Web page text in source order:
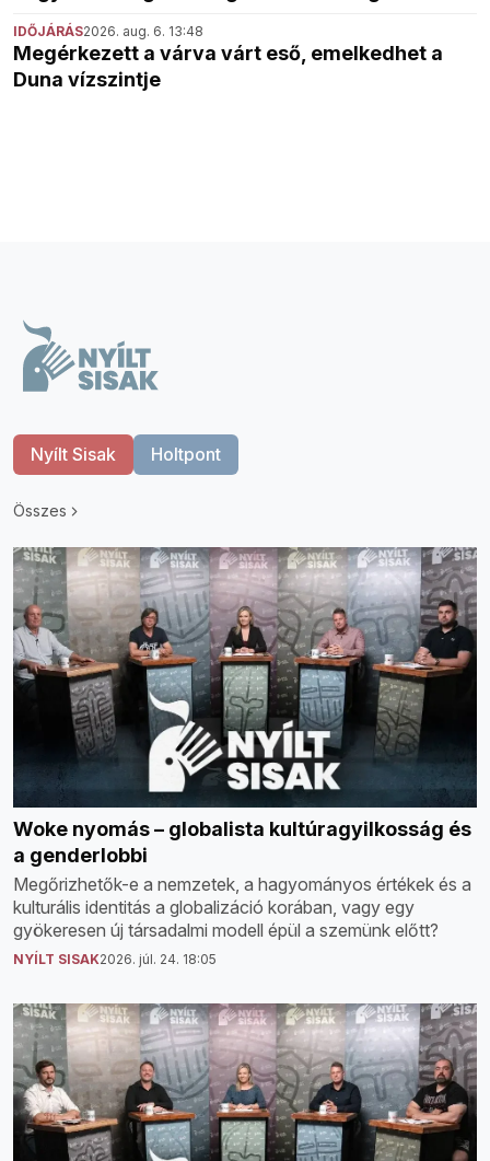
IDŐJÁRÁS2026. aug. 6. 13:48
Megérkezett a várva várt eső, emelkedhet a
Duna vízszintje
Nyílt Sisak Holtpont
Összes
Woke nyomás – globalista kultúragyilkosság és
a genderlobbi
Megőrizhetők-e a nemzetek, a hagyományos értékek és a
kulturális identitás a globalizáció korában, vagy egy
gyökeresen új társadalmi modell épül a szemünk előtt?
NYÍLT SISAK2026. júl. 24. 18:05